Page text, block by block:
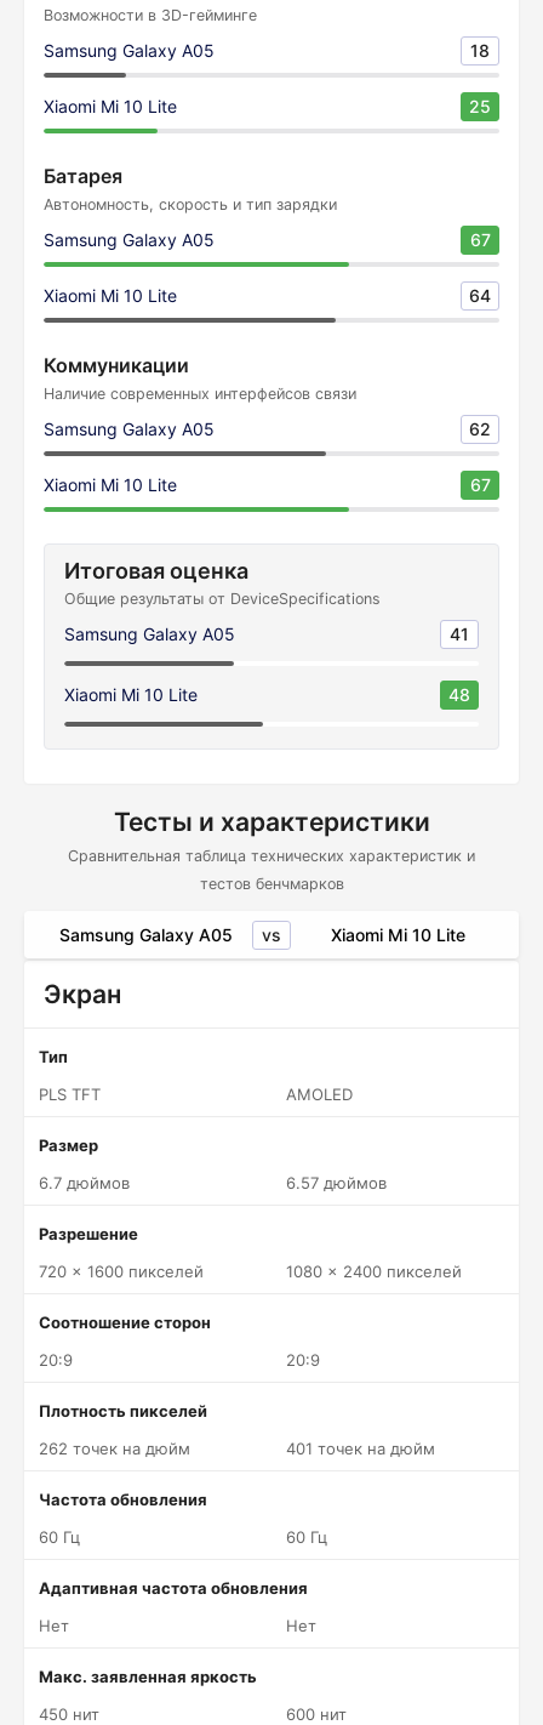
Возможности в 3D-гейминге
Samsung Galaxy A05 18
Xiaomi Mi 10 Lite 25
Батарея
Автономность, скорость и тип зарядки
Samsung Galaxy A05 67
Xiaomi Mi 10 Lite 64
Коммуникации
Наличие современных интерфейсов связи
Samsung Galaxy A05 62
Xiaomi Mi 10 Lite 67
Итоговая оценка
Общие результаты от DeviceSpecifications
Samsung Galaxy A05 41
Xiaomi Mi 10 Lite 48
Тесты и характеристики
Сравнительная таблица технических характеристик и
тестов бенчмарков
Samsung Galaxy A05 vs Xiaomi Mi 10 Lite
Экран
Тип
PLS TFT
AMOLED
Размер
6.7 дюймов
6.57 дюймов
Разрешение
720 x 1600 пикселей
1080 x 2400 пикселей
Соотношение сторон
20:9
20:9
Плотность пикселей
262 точек на дюйм
401 точек на дюйм
Частота обновления
60 Гц
60 Гц
Адаптивная частота обновления
Нет
Нет
Макс. заявленная яркость
450 нит
600 нит